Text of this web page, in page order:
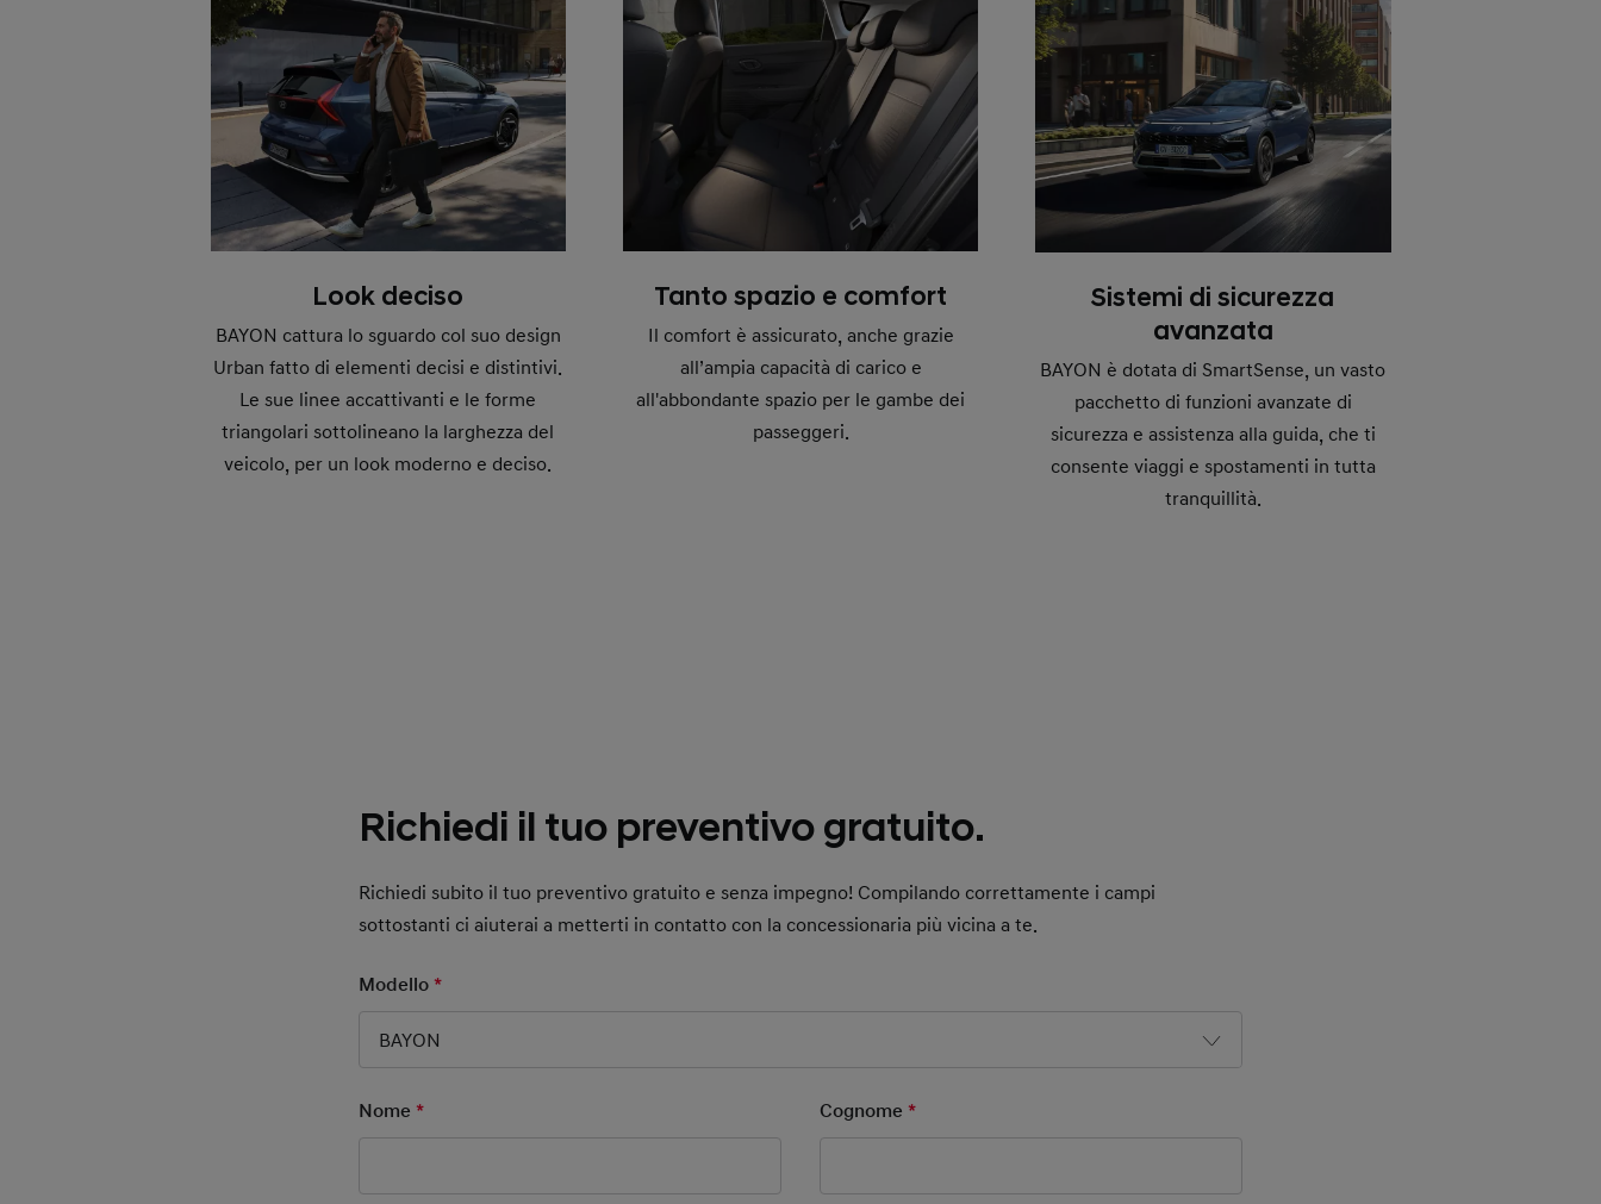
Look deciso
BAYON cattura lo sguardo col suo design
Urban fatto di elementi decisi e distintivi.
Le sue linee accattivanti e le forme
triangolari sottolineano la larghezza del
veicolo, per un look moderno e deciso.
Tanto spazio e comfort
Il comfort è assicurato, anche grazie
all’ampia capacità di carico e
all'abbondante spazio per le gambe dei
passeggeri.
Sistemi di sicurezza
avanzata
BAYON è dotata di SmartSense, un vasto
pacchetto di funzioni avanzate di
sicurezza e assistenza alla guida, che ti
consente viaggi e spostamenti in tutta
tranquillità.
Richiedi il tuo preventivo gratuito.
Richiedi subito il tuo preventivo gratuito e senza impegno! Compilando correttamente i campi
sottostanti ci aiuterai a metterti in contatto con la concessionaria più vicina a te.
Modello*
BAYON
Nome* Cognome*